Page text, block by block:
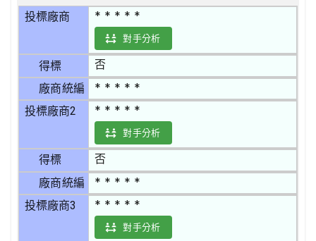
投標廠商
* * * * *
對手分析
得標 否
廠商統編 * * * * *
投標廠商2 * * * * *
對手分析
得標 否
廠商統編 * * * * *
投標廠商3 * * * * *
對手分析